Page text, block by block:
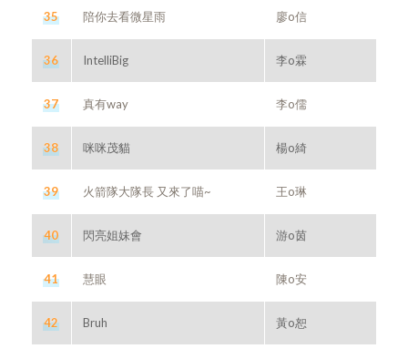
35 陪你去看微星雨 廖o信
36 IntelliBig 李o霖
37 真有way 李o儒
38 咪咪茂貓 楊o綺
39 火箭隊大隊長 又來了喵~ 王o琳
40 閃亮姐妹會 游o茵
41 慧眼 陳o安
42 Bruh 黃o恕